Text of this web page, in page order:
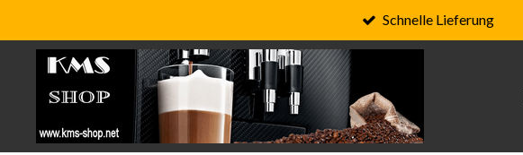
Hauptinhalt
springen
Schnelle Lieferung